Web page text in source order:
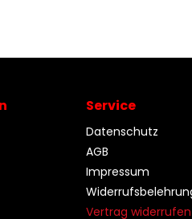
Service
Datenschutz
AGB
Impressum
Vertrag widerrufen